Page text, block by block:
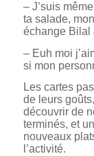
– J’suis
ta salade,
échange Bilal
– Euh moi
si mon
Les cartes
de leurs
découvrir de
terminés, et
nouveaux
l’activité.